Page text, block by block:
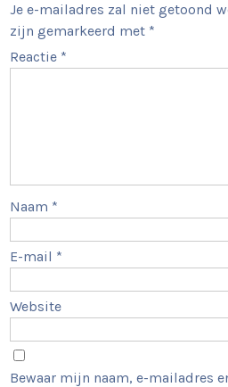
Je e-mailadres zal niet getoond
zijn gemarkeerd met *
Reactie *
Naam *
E-mail *
Website
Bewaar mijn naam, e-mailadres